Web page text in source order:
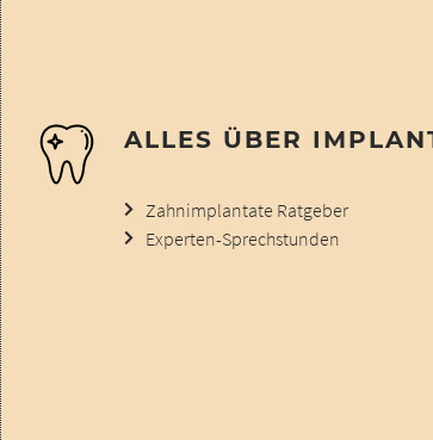
ALLES ÜBER
Zahnimplantate Ratgeber
Experten-Sprechstunden